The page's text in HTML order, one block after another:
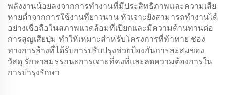
พลังงานน้อยลงจากการทำงานที่มีประสิทธิภาพและความเสีย
หายต่ำจากการใช้งานที่ยาวนาน หัวเจาะยังสามารถทำงานได้
อย่างเชื่อถือในสภาพแวดล้อมที่เปียกและมีความต้านทานต่อ
การสูญเสียปุ่ม ทำให้เหมาะสำหรับโครงการที่ท้าทาย ช่อง
ทางการล้างที่ได้รับการปรับปรุงช่วยป้องกันการสะสมของ
วัสดุ รักษาสมรรถนะการเจาะที่คงที่และลดความต้องการใน
การบำรุงรักษา